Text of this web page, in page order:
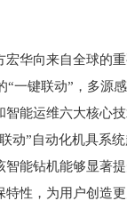
华向来自全球的重
“一键联动”，多源
能运维六大核心
动”自动化机具系
智能钻机能够显著
特性，为用户创造